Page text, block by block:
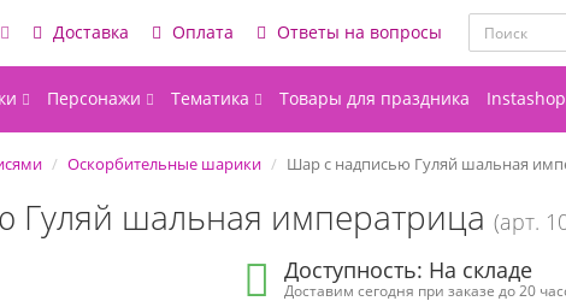
Доставка Оплата Ответы на вопросы
Персонажи Тематика Товары для праздника Instashop
Оскорбительные шарики Шар с надписью Гуляй шальная
Гуляй шальная императрица (арт.
Доступность: На складе
Доставим сегодня при заказе до 20